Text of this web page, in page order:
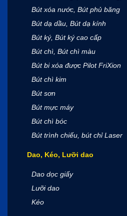
Bút xóa nước, Bút phủ băng
Bút dạ dầu, Bút dạ kính
Bút ký, Bút ký cao cấp
Bút chì, Bút chì màu
Bút bi xóa được Pilot FriXion
Bút chì kim
Bút sơn
Bút mực máy
Bút chì bóc
Bút trình chiếu, bút chỉ Laser
Dao, Kéo, Lưỡi dao
Dao dọc giấy
Lưỡi dao
Kéo